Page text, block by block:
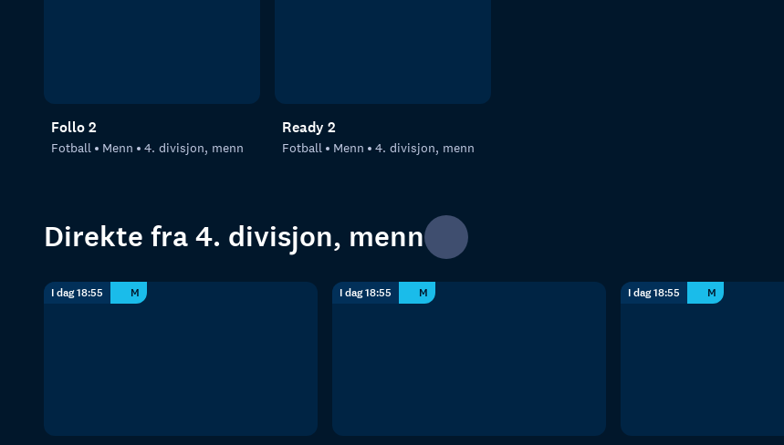
Follo 2
Fotball Menn 4. divisjon, menn
Ready 2
Fotball Menn 4. divisjon, menn
Direkte fra 4. divisjon, menn
I dag 18:55 M I dag 18:55 M I dag 18:55 M